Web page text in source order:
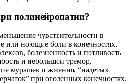
полинейропатии?
чувствительности в
или ноющие боли в конечностях,
болезненность и потливость
и небольшой тремор,
мурашек и жжения, “надетых
при оголенных конечностях.